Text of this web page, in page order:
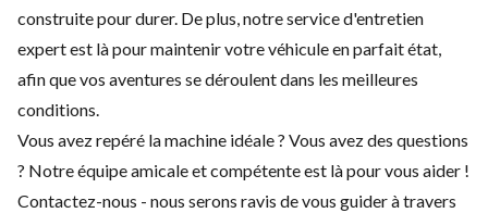
construite pour durer. De plus, notre service d'entretien
expertest là pour maintenir votre véhicule en parfait état,
afin que vos aventures se déroulent dans les meilleures
conditions.
Vous avez repéré la machine idéale ? Vous avez des questions
? Notre équipe amicale et compétente est là pour vous aider !
Contactez-nous - nous serons ravis de vous guider à travers